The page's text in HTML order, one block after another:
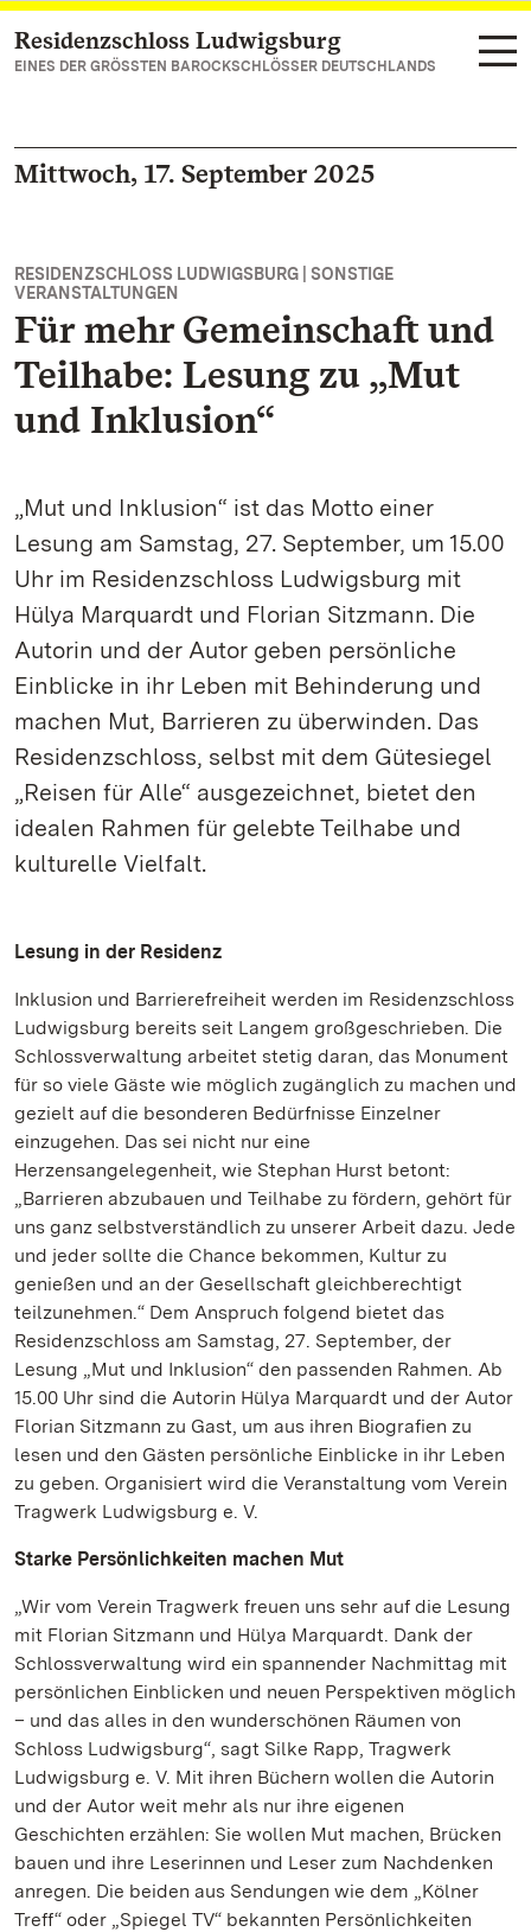
Zum Hauptinhalt springen
Residenzschloss Ludwigsburg
EINES DER GRÖSSTEN BAROCKSCHLÖSSER DEUTSCHLANDS
Mittwoch, 17. September 2025
RESIDENZSCHLOSS LUDWIGSBURG | SONSTIGE
VERANSTALTUNGEN
Für mehr Gemeinschaft und
Teilhabe: Lesung zu „Mut
und Inklusion“
„Mut und Inklusion“ ist das Motto einer
Lesung am Samstag, 27. September, um 15.00
Uhr im Residenzschloss Ludwigsburg mit
Hülya Marquardt und Florian Sitzmann. Die
Autorin und der Autor geben persönliche
Einblicke in ihr Leben mit Behinderung und
machen Mut, Barrieren zu überwinden. Das
Residenzschloss, selbst mit dem Gütesiegel
„Reisen für Alle“ ausgezeichnet, bietet den
idealen Rahmen für gelebte Teilhabe und
kulturelle Vielfalt.
Lesung in der Residenz
Inklusion und Barrierefreiheit werden im Residenzschloss
Ludwigsburg bereits seit Langem großgeschrieben. Die
Schlossverwaltung arbeitet stetig daran, das Monument
für so viele Gäste wie möglich zugänglich zu machen und
gezielt auf die besonderen Bedürfnisse Einzelner
einzugehen. Das sei nicht nur eine
Herzensangelegenheit, wie Stephan Hurst betont:
„Barrieren abzubauen und Teilhabe zu fördern, gehört für
uns ganz selbstverständlich zu unserer Arbeit dazu. Jede
und jeder sollte die Chance bekommen, Kultur zu
genießen und an der Gesellschaft gleichberechtigt
teilzunehmen.“ Dem Anspruch folgend bietet das
Residenzschloss am Samstag, 27. September, der
Lesung „Mut und Inklusion“ den passenden Rahmen. Ab
15.00 Uhr sind die Autorin Hülya Marquardt und der Autor
Florian Sitzmann zu Gast, um aus ihren Biografien zu
lesen und den Gästen persönliche Einblicke in ihr Leben
zu geben. Organisiert wird die Veranstaltung vom Verein
Tragwerk Ludwigsburg e. V.
Starke Persönlichkeiten machen Mut
„Wir vom Verein Tragwerk freuen uns sehr auf die Lesung
mit Florian Sitzmann und Hülya Marquardt. Dank der
Schlossverwaltung wird ein spannender Nachmittag mit
persönlichen Einblicken und neuen Perspektiven möglich
– und das alles in den wunderschönen Räumen von
Schloss Ludwigsburg“, sagt Silke Rapp, Tragwerk
Ludwigsburg e. V. Mit ihren Büchern wollen die Autorin
und der Autor weit mehr als nur ihre eigenen
Geschichten erzählen: Sie wollen Mut machen, Brücken
bauen und ihre Leserinnen und Leser zum Nachdenken
anregen. Die beiden aus Sendungen wie dem „Kölner
Treff“ oder „Spiegel TV“ bekannten Persönlichkeiten